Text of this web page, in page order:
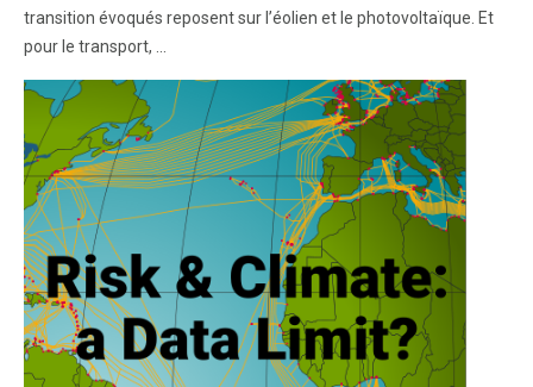
transition évoqués reposent sur l’éolien et le photovoltaïque. Et
pour le transport, ...